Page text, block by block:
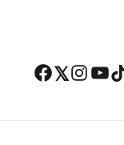
Facebook Twitter Instagram YouTube TikTok